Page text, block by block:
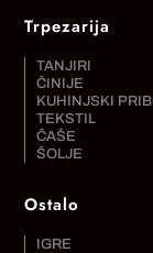
Trpezarija
TANJIRI
ČINIJE
KUHINJSKI
TEKSTIL
ČAŠE
ŠOLJE
Ostalo
IGRE